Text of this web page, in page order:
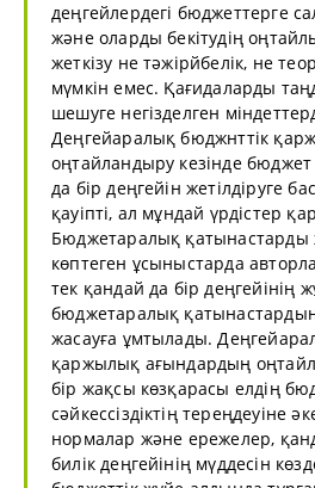
деңгейлердегі бюджеттерге
және оларды бекітудің
жеткізу не тәжірйбелік, не
мүмкін емес. Қағидаларды
шешуге негізделген
Деңгейаралық бюджнттік
оңтайландыру кезінде бюджет
да бір деңгейін жетілдіруге
қауіпті, ал мұндай үрдістер
Бюджетаралық қатынастарды
көптеген ұсыныстарда
тек қандай да бір деңгейінің
бюджетаралық қатынастардың
жасауға ұмтылады.
қаржылық ағындардың
бір жақсы көзқарасы елдің
сәйкессіздіктің тереңдеуіне
нормалар және ережелер,
билік деңгейінің мүддесін